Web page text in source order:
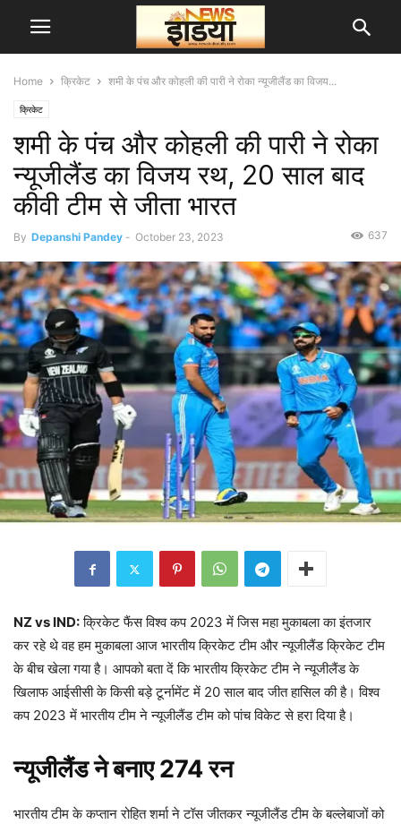
Home क्रिकेट शमी के पंच और कोहली की पारी ने रोका न्यूजीलैंड का विजय...
क्रिकेट
शमी के पंच और कोहली की पारी ने रोका
न्यूजीलैंड का विजय रथ, 20 साल बाद
कीवी टीम से जीता भारत
By Depanshi Pandey - October 23, 2023 637
NZ vs IND:क्रिकेट फैंस विश्व कप 2023 में जिस महा मुकाबला का इंतजार
कर रहे थे वह हम मुकाबला आज भारतीय क्रिकेट टीम और न्यूजीलैंड क्रिकेट टीम
के बीच खेला गया है। आपको बता दें कि भारतीय क्रिकेट टीम ने न्यूजीलैंड के
खिलाफ आईसीसी के किसी बड़े टूर्नामेंट में 20 साल बाद जीत हासिल की है। विश्व
कप 2023 में भारतीय टीम ने न्यूजीलैंड टीम को पांच विकेट से हरा दिया है।
न्यूजीलैंड ने बनाए 274 रन
भारतीय टीम के कप्तान रोहित शर्मा ने टॉस जीतकर न्यूजीलैंड टीम के बल्लेबाजों को